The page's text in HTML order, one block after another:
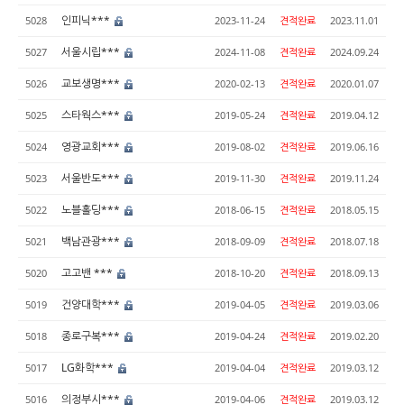
5028 인피닉*** 2023-11-24 견적완료 2023.11.01
5027 서울시립*** 2024-11-08 견적완료 2024.09.24
5026 교보생명*** 2020-02-13 견적완료 2020.01.07
5025 스타웍스*** 2019-05-24 견적완료 2019.04.12
5024 영광교회*** 2019-08-02 견적완료 2019.06.16
5023 서울반도*** 2019-11-30 견적완료 2019.11.24
5022 노블홀딩*** 2018-06-15 견적완료 2018.05.15
5021 백남관광*** 2018-09-09 견적완료 2018.07.18
5020 고고밴 *** 2018-10-20 견적완료 2018.09.13
5019 건양대학*** 2019-04-05 견적완료 2019.03.06
5018 종로구복*** 2019-04-24 견적완료 2019.02.20
5017 LG화학*** 2019-04-04 견적완료 2019.03.12
5016 의정부시*** 2019-04-06 견적완료 2019.03.12